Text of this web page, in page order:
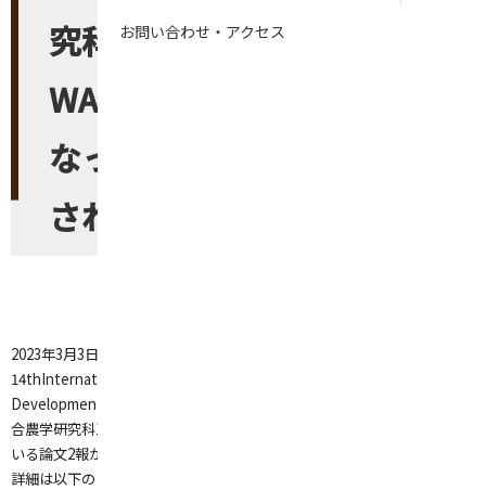
究科1年生のGITHIGA JANE
WANJIKUさんが筆頭著者と
なっている論文2報が表彰
されました。
2023年3月3日～
14thInternational Conference on Environmental and Rural
Development (ICERD)
合農学研究科1
いる論文2報が表彰されました。
詳細は以下のとおりです。
お問い合わせ・アクセス